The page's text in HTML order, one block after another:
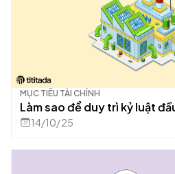
MỤC TIÊU TÀI CHÍNH
Làm sao để duy trì kỷ luật
14/10/25